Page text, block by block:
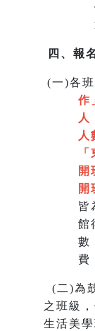
四、報
(一)各
作
人
人
「
開
開
皆
館
數
費
( 二)為
之班級
生活美